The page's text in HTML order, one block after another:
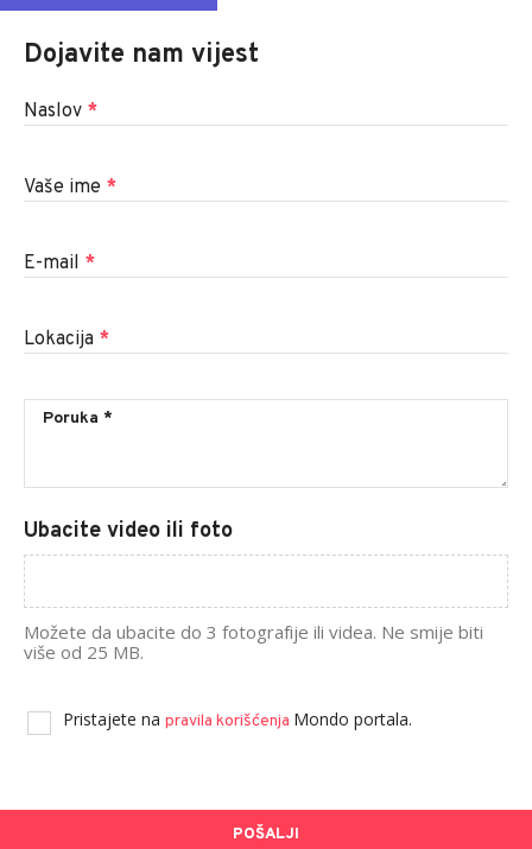
Dojavite nam vijest
Naslov *
Vaše ime *
E-mail *
Lokacija *
Ubacite video ili foto
Možete da ubacite do 3 fotografije ili videa. Ne smije biti
više od 25 MB.
Pristajete na pravila korišćenja Mondo portala.
POŠALJI